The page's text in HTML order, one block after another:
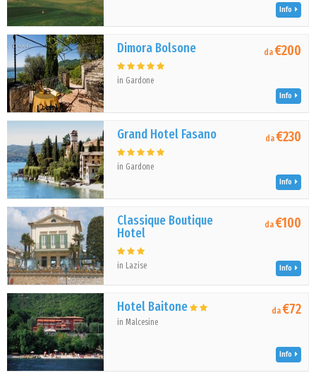
Info
Dimora Bolsone
in Gardone
da€200
Info
Grand Hotel Fasano
in Gardone
da€230
Info
Classique Boutique
Hotel
in Lazise
da€100
Info
Hotel Baitone
in Malcesine
da€72
Info